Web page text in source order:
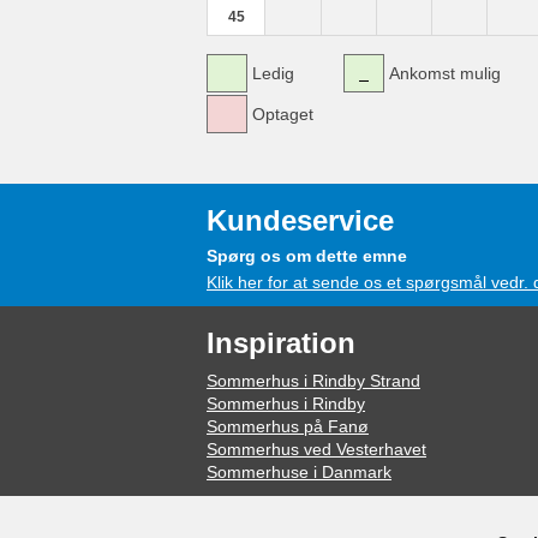
45
Ledig
Optaget
Ankomst mulig
Kundeservice
Spørg os om dette emne
Klik her for at sende os et spørgsmål vedr.
Inspiration
Sommerhus i Rindby Strand
Sommerhus i Rindby
Sommerhus på Fanø
Sommerhus ved Vesterhavet
Sommerhuse i Danmark